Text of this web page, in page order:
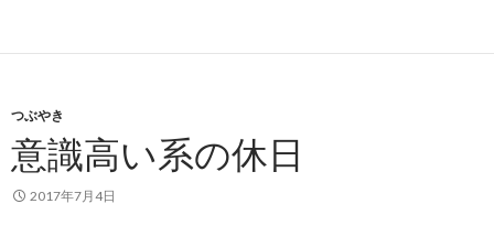
つぶやき
意識高い系の休日
2017年7月4日